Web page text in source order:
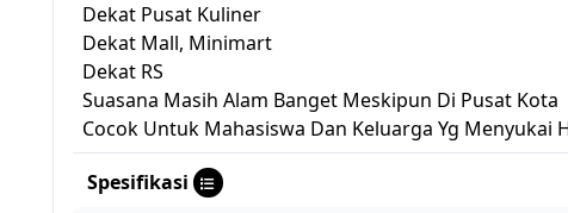
Dekat Pusat Kuliner
Dekat Mall, Minimart
Dekat RS
Suasana Masih Alam Banget Meskipun Di Pusat Kota
Cocok Untuk Mahasiswa Dan Keluarga Yg Menyukai
Spesifikasi